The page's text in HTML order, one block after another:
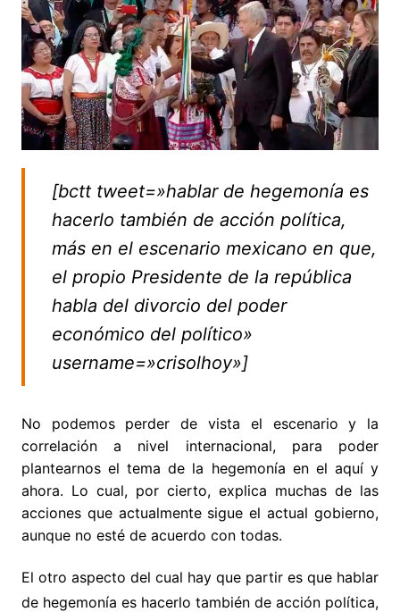
[bctt tweet=»hablar de hegemonía es
hacerlo también de acción política,
más en el escenario mexicano en que,
el propio Presidente de la república
habla del divorcio del poder
económico del político»
username=»crisolhoy»]
No podemos perder de vista el escenario y la
correlación a nivel internacional, para poder
plantearnos el tema de la hegemonía en el aquí y
ahora. Lo cual, por cierto, explica muchas de las
acciones que actualmente sigue el actual gobierno,
aunque no esté de acuerdo con todas.
El otro aspecto del cual hay que partir es que hablar
de hegemonía es hacerlo también de acción política,